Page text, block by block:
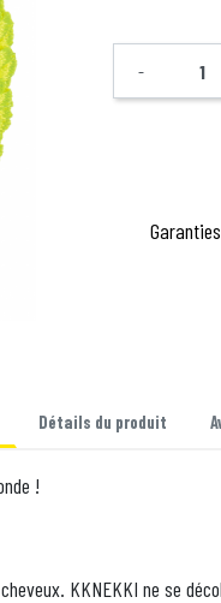
Quantité
-
Détails du produit
!
KKNEKKI ne se